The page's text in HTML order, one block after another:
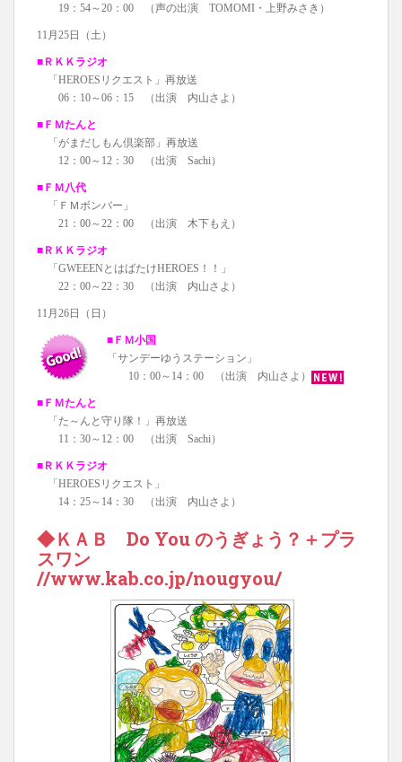
19：54～20：00 （声の出演 TOMOMI・上野みさき）
11月25日（土）
■ＲＫＫラジオ
「HEROESリクエスト」再放送
06：10～06：15 （出演 内山さよ）
■ＦＭたんと
「がまだしもん倶楽部」再放送
12：00～12：30 （出演 Sachi）
■ＦＭ八代
「ＦＭボンバー」
21：00～22：00 （出演 木下もえ）
■ＲＫＫラジオ
「GWEEENとはばたけHEROES！！」
22：00～22：30 （出演 内山さよ）
11月26日（日）
■ＦＭ小国
「サンデーゆうステーション」
10：00～14：00 （出演 内山さよ）
■ＦＭたんと
「た～んと守り隊！」再放送
11：30～12：00 （出演 Sachi）
■ＲＫＫラジオ
「HEROESリクエスト」
14：25～14：30 （出演 内山さよ）
◆ＫＡＢ Do You のうぎょう？＋プラ
スワン
//www.kab.co.jp/nougyou/